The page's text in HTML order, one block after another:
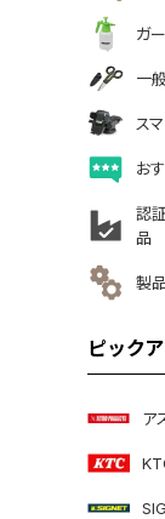
ガ
一
ス
お
認
品
製
ピック
ア